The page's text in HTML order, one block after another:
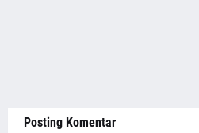
Posting Komentar